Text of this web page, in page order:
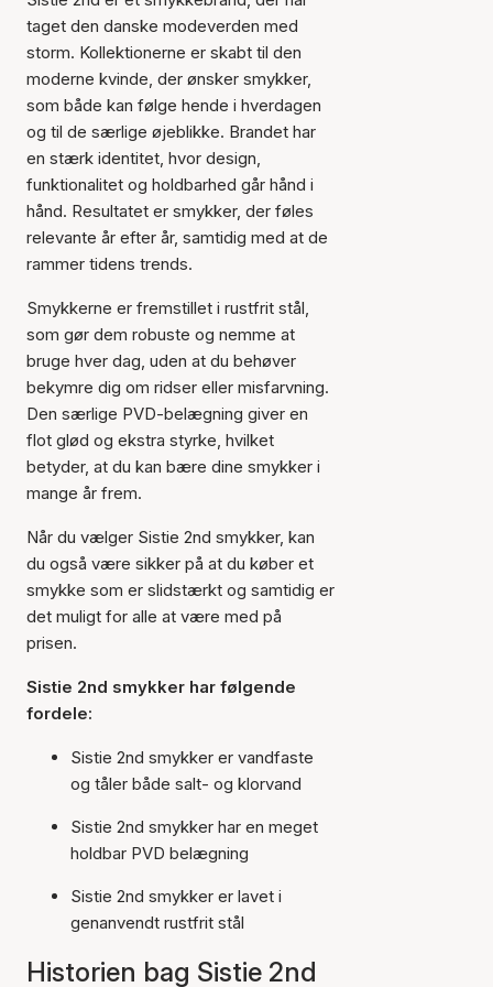
taget den danske modeverden med
storm. Kollektionerne er skabt til den
moderne kvinde, der ønsker smykker,
som både kan følge hende i hverdagen
og til de særlige øjeblikke. Brandet har
en stærk identitet, hvor design,
funktionalitet og holdbarhed går hånd i
hånd. Resultatet er smykker, der føles
relevante år efter år, samtidig med at de
rammer tidens trends.
Smykkerne er fremstillet i rustfrit stål,
som gør dem robuste og nemme at
bruge hver dag, uden at du behøver
bekymre dig om ridser eller misfarvning.
Den særlige PVD-belægning giver en
flot glød og ekstra styrke, hvilket
betyder, at du kan bære dine smykker i
mange år frem.
Når du vælger Sistie 2nd smykker, kan
du også være sikker på at du køber et
smykke som er slidstærkt og samtidig er
det muligt for alle at være med på
prisen.
Sistie 2nd smykker har følgende
fordele:
Sistie 2nd smykker er vandfaste
og tåler både salt- og klorvand
Sistie 2nd smykker har en meget
holdbar PVD belægning
Sistie 2nd smykker er lavet i
genanvendt rustfrit stål
Historien bag Sistie 2nd